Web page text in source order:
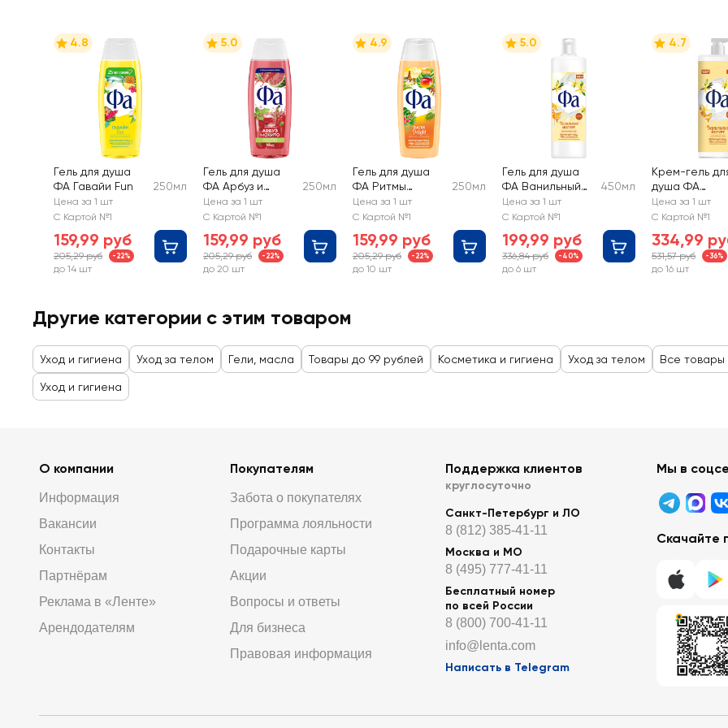
4.8
Гель для душа
ФА Гавайи Fun
250мл
Цена за 1 шт
С Картой №1
159,99 руб
205,29 руб -22%
до 14 шт
5.0
Гель для душа
ФА Арбуз и
мохито
250мл
Цена за 1 шт
С Картой №1
159,99 руб
205,29 руб -22%
до 20 шт
4.9
Гель для душа
ФА Ритмы
острова Бали,
аромат манго и
250мл
Цена за 1 шт
С Картой №1
159,99 руб
205,29 руб -22%
до 10 шт
5.0
Гель для душа
ФА Ванильный
йогурт
450мл
Цена за 1 шт
С Картой №1
199,99 руб
336,84 руб -40%
до 6 шт
4.7
Крем-гель
душа ФА
Ванильный
йогурт
Цена за 1 шт
С Картой №1
334,99
531,57 руб -36%
до 16 шт
Другие категории с этим товаром
Уход и гигиена Уход за телом Гели, масла Товары до 99 рублей Косметика и гигиена Уход за телом Все товары
Уход и гигиена
О компании
Информация
Вакансии
Контакты
Партнёрам
Реклама в «Ленте»
Арендодателям
Покупателям
Забота о покупателях
Программа лояльности
Подарочные карты
Акции
Вопросы и ответы
Для бизнеса
Правовая информация
Поддержка клиентов
круглосуточно
Санкт-Петербург и ЛО
8 (812) 385-41-11
Москва и МО
8 (495) 777-41-11
Бесплатный номер
по всей России
8 (800) 700-41-11
info@lenta.com
Написать в Telegram
Мы в
Скачайте